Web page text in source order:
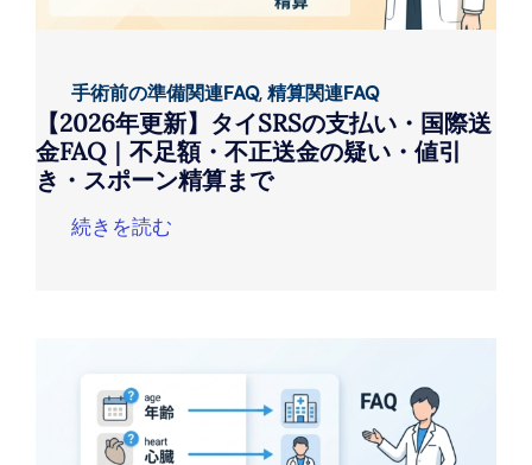
手術前の準備関連FAQ,精算関連FAQ
【2026年更新】タイSRSの支払い・国際送
金FAQ｜不足額・不正送金の疑い・値引
き・スポーン精算まで
続きを読む